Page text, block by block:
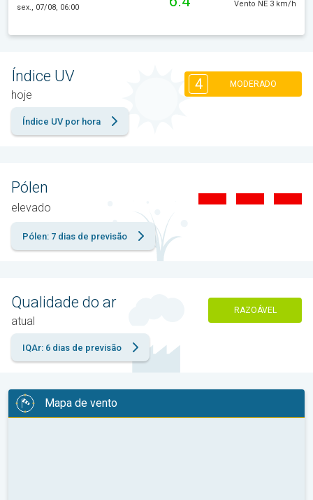
sex., 07/08, 06:00
Vento NE 3 km/h
Índice UV
hoje
4 MODERADO
Índice UV por hora
Pólen
elevado
Pólen: 7 dias de previsão
Qualidade do ar
atual
RAZOÁVEL
IQAr: 6 dias de previsão
Mapa de vento